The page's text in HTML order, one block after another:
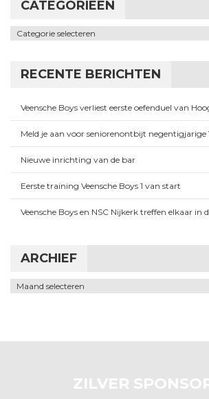
CATEGORIEËN
Categorieën
RECENTE BERICHTEN
Veensche Boys verliest eerste oefenduel van
Meld je aan voor seniorenontbijt negentigjarige
Nieuwe inrichting van de bar
Eerste training Veensche Boys 1 van start
Veensche Boys en NSC Nijkerk treffen elkaar in
ARCHIEF
Archief
ZILVER